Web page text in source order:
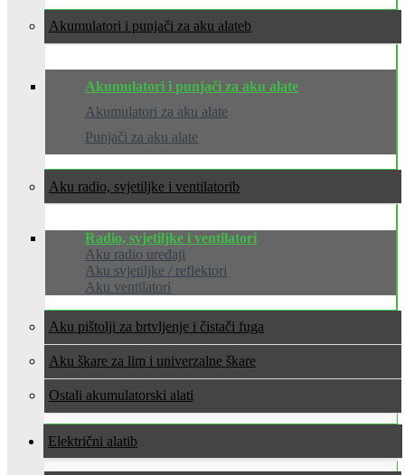
Akumulatori i punjači za aku alate
Akumulatori i punjači za aku alate
Akumulatori za aku alate
Punjači za aku alate
Aku radio, svjetiljke i ventilatori
Radio, svjetiljke i ventilatori
Aku radio uređaji
Aku svjetiljke / reflektori
Aku ventilatori
Aku pištolji za brtvljenje i čistači fuga
Aku škare za lim i univerzalne škare
Ostali akumulatorski alati
Električni alati